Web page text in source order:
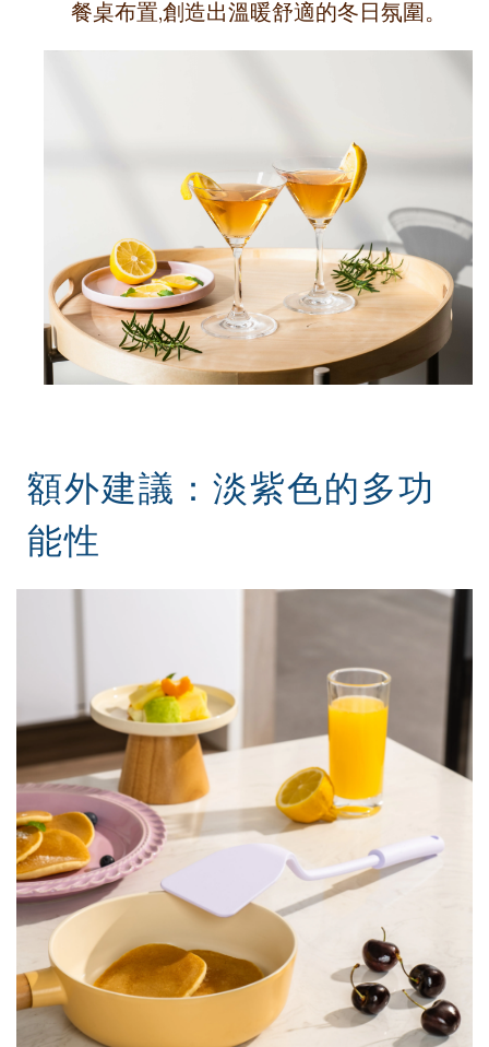
餐桌布置,創造出溫暖舒適的冬日氛圍。
額外建議：淡紫色的多功
能性